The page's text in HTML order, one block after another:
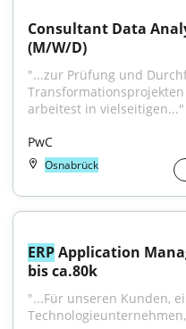
Consultant Data
(M/W/D)
"...zur Prüfung und
arbeitest in vielseitigen..."
PwC
Osnabrück
ERP Application
bis ca.80k
"...Für unseren Kunden,